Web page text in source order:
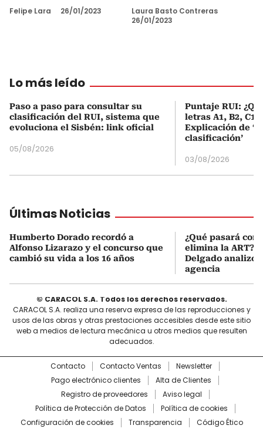
Felipe Lara 26/01/2023
Laura Basto Contreras
26/01/2023
Lo más leído
Paso a paso para consultar su
clasificación del RUI, sistema que
evoluciona el Sisbén: link oficial
05/08/2026
Puntaje RUI:
letras A1, B2, C1
Explicación de
clasificación’
03/08/2026
Últimas Noticias
Humberto Dorado recordó a
Alfonso Lizarazo y el concurso que
cambió su vida a los 16 años
¿Qué pasará con
elimina la ART?
Delgado analizó
agencia
© CARACOL S.A. Todos los derechos reservados.
CARACOL S.A. realiza una reserva expresa de las reproducciones y
usos de las obras y otras prestaciones accesibles desde este sitio
web a medios de lectura mecánica u otros medios que resulten
adecuados.
Contacto Contacto Ventas
Newsletter
Pago electrónico clientes
Alta de Clientes
Registro de proveedores
Aviso legal
Política de Protección de Datos
Política de cookies
Configuración de cookies
Transparencia Código Ético